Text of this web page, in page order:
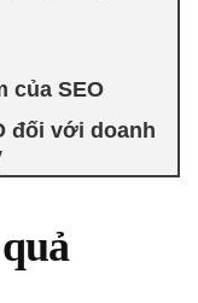
của SEO
đối với doanh